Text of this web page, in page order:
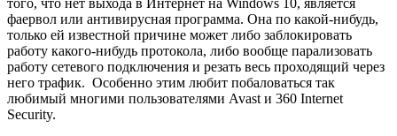
того, что нет выхода в Интернет на Windows 10, является
фаервол или антивирусная программа. Она по какой-нибудь,
только ей известной причине может либо заблокировать
работу какого-нибудь протокола, либо вообще парализовать
работу сетевого подключения и резать весь проходящий через
него трафик. Особенно этим любит побаловаться так
любимый многими пользователями Avast и 360 Internet
Security.